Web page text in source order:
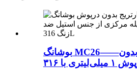
بوشانگ MC26——کارتریج بدون